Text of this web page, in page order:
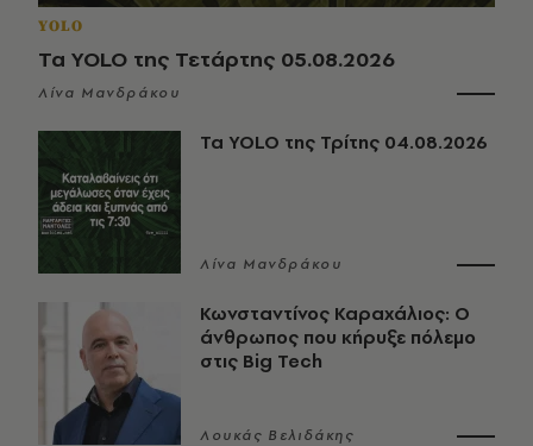
YOLO
Τα YOLO της Τετάρτης 05.08.2026
Λίνα Μανδράκου
Τα YOLO της Τρίτης 04.08.2026
Λίνα Μανδράκου
Κωνσταντίνος Καραχάλιος: Ο
άνθρωπος που κήρυξε πόλεμο
στις Big Tech
Λουκάς Βελιδάκης